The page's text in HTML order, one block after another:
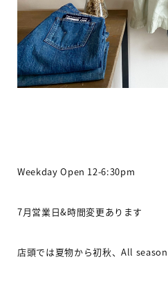
Weekday Open 12-6:30pm
7月営業日&時間変更あります
店頭では夏物から初秋、All season